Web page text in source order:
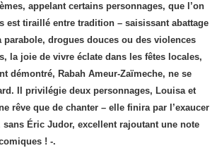
appelant certains personnages, que l’on
est tiraillé entre tradition – saisissant abattage
drogues douces ou des violences
la joie de vivre éclate dans les fêtes locales,
démontré, Rabah Ameur-Zaïmeche, ne se
Il privilégie deux personnages, Louisa et
rêve que de chanter – elle finira par l’exaucer
Éric Judor, excellent rajoutant une note
! -.